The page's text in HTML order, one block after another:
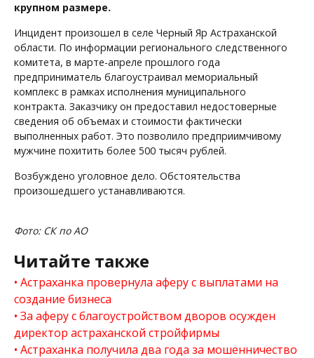
крупном размере.
Инцидент произошел в селе Черный Яр Астраханской
области. По информации регионального следственного
комитета, в марте-апреле прошлого года
предприниматель благоустраивал мемориальный
комплекс в рамках исполнения муниципального
контракта. Заказчику он предоставил недостоверные
сведения об объемах и стоимости фактически
выполненных работ. Это позволило предприимчивому
мужчине похитить более 500 тысяч рублей.
Возбуждено уголовное дело. Обстоятельства
произошедшего устанавливаются.
Фото: СК по АО
Читайте также
Астраханка провернула аферу с выплатами на
создание бизнеса
За аферу с благоустройством дворов осужден
директор астраханской стройфирмы
Астраханка получила два года за мошенничество